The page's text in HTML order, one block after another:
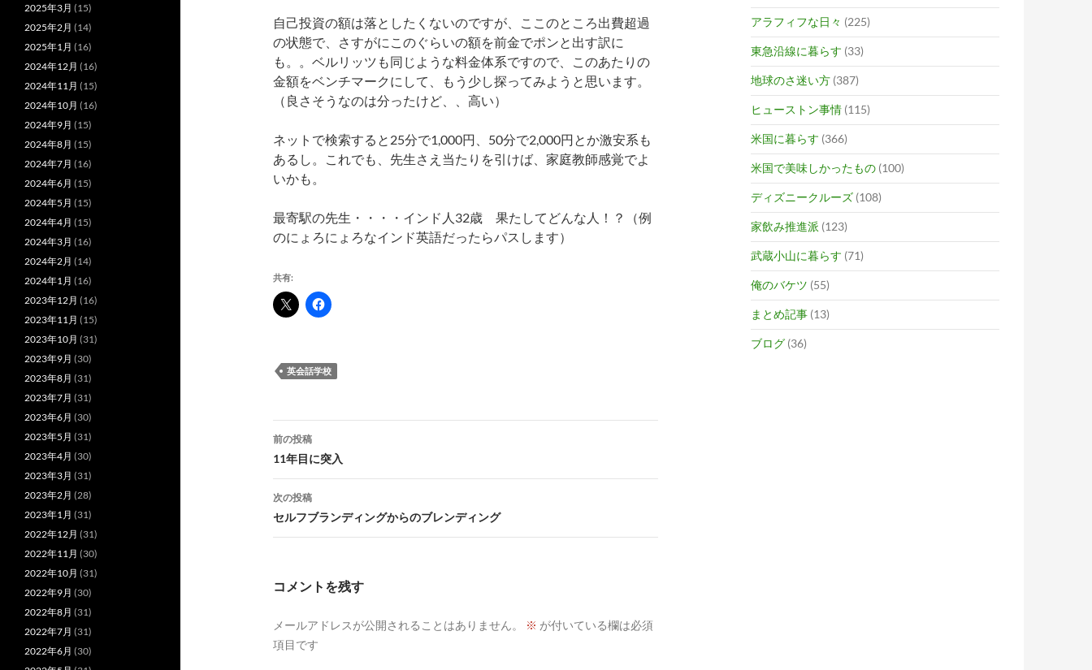
自己投資の額は落としたくないのですが、ここのところ出費超過
の状態で、
さすがにこのぐらいの額を前金でポンと出す訳に
も。。 ベルリッツも同じような料金体系ですので、このあたりの
金額をベンチマークにして、
もう少し探ってみようと思います。
（良さそうなのは分ったけど、、高い）
ネットで検索すると25分で1,000円、50分で2,000円とか激安系も
あるし。
これでも、先生さえ当たりを引けば、家庭教師感覚でよ
いかも。
最寄駅の先生・・・・インド人32歳 果たしてどんな人！？
（例
のにょろにょろなインド英語だったらパスします）
共有:
英会話学校
投
稿
ナ
ビ
ゲ
ョ
前の投稿
11年目に突入
次の投稿
セルフブランディングからのブレンディング
コメントを残す
メールアドレスが公開されることはありません。 ※ が付いている欄は必須
項目です
アラフィフな日々 (225)
東急沿線に暮らす (33)
地球のさ迷い方 (387)
ヒューストン事情 (115)
米国に暮らす (366)
米国で美味しかったもの (100)
ディズニークルーズ (108)
家飲み推進派 (123)
武蔵小山に暮らす (71)
俺のバケツ (55)
まとめ記事 (13)
ブログ (36)
2025年3月 (15)
2025年2月 (14)
2025年1月 (16)
2024年12月 (16)
2024年11月 (15)
2024年10月 (16)
2024年9月 (15)
2024年8月 (15)
2024年7月 (16)
2024年6月 (15)
2024年5月 (15)
2024年4月 (15)
2024年3月 (16)
2024年2月 (14)
2024年1月 (16)
2023年12月 (16)
2023年11月 (15)
2023年10月 (31)
2023年9月 (30)
2023年8月 (31)
2023年7月 (31)
2023年6月 (30)
2023年5月 (31)
2023年4月 (30)
2023年3月 (31)
2023年2月 (28)
2023年1月 (31)
2022年12月 (31)
2022年11月 (30)
2022年10月 (31)
2022年9月 (30)
2022年8月 (31)
2022年7月 (31)
2022年6月 (30)